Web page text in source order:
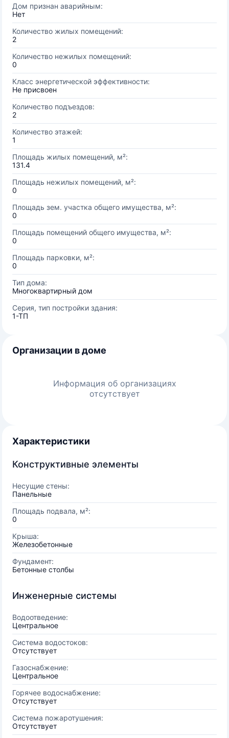
Дом признан аварийным:
Нет
Количество жилых помещений:
2
Количество нежилых помещений:
0
Класс энергетической эффективности:
Не присвоен
Количество подъездов:
2
Количество этажей:
1
Площадь жилых помещений, м²:
131.4
Площадь нежилых помещений, м²:
0
Площадь зем. участка общего имущества, м²:
0
Площадь помещений общего имущества, м²:
0
Площадь парковки, м²:
0
Тип дома:
Многоквартирный дом
Серия, тип постройки здания:
1-ТП
Организации в доме
Информация об организациях
отсутствует
Характеристики
Конструктивные элементы
Несущие стены:
Панельные
Площадь подвала, м²:
0
Крыша:
Железобетонные
Фундамент:
Бетонные столбы
Инженерные системы
Водоотведение:
Центральное
Система водостоков:
Отсутствует
Газоснабжение:
Центральное
Горячее водоснабжение:
Отсутствует
Система пожаротушения:
Отсутствует